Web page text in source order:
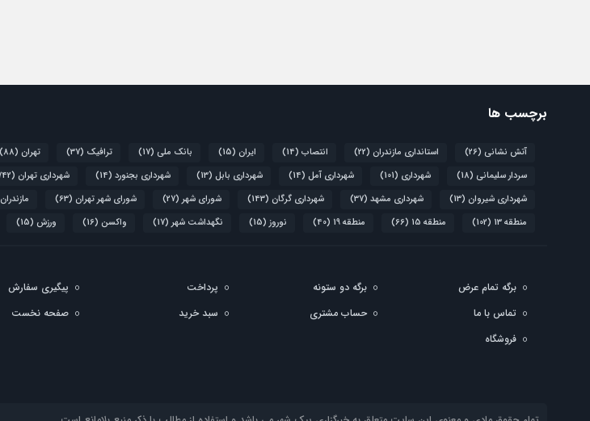
برچسب ها
آتش نشانی (26) استانداری مازندران (22) انتصاب (14) ایران (15) بانک ملی (17) ترافیک (37) تهران (88)
سردار سلیمانی (18) شهرداری (101) شهرداری آمل (14) شهرداری بابل (13) شهرداری بجنورد (14) شهرداری تهران (742)
شهرداری شیروان (13) شهرداری مشهد (37) شهرداری گرگان (143) شورای شهر (27) شورای شهر تهران (63) مازندران
منطقه 13
(102) منطقه 15 (66) منطقه 19 (40) نوروز (15) نگهداشت شهر (17) واکسن (16) ورزش (15)
برگه تمام عرض برگه دو ستونه پرداخت
پيگيری سفارش
تماس با ما
حساب مشتری سبد خريد
صفحه نخست
فروشگاه